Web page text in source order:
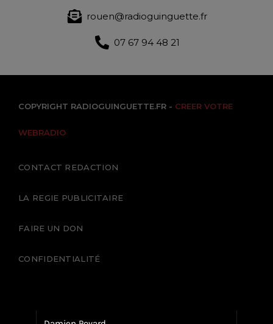
rouen@radioguinguette.fr
07 67 94 48 21
COPYRIGHT RADIOGUINGUETTE.FR - CREER VOTRE
WEBRADIO
CONTACT REDACTION
LA REGIE PUBLICITAIRE
FAIRE UN DON
CONFIDENTIALITÉ